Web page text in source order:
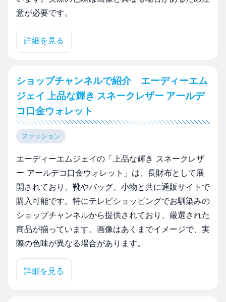
意が必要です。
詳細を見る
ショップチャンネルで紹介 エーディーエム
ジェイ 上品な輝き スネークレザー アールデ
コ口金ウォレット
ファッション
エーディーエムジェイの「上品な輝き スネークレザ
ー アールデコ口金ウォレット」は、長財布として展
開されており、靴やバッグ、小物と共に通販サイトで
購入可能です。特にテレビショッピングでお馴染みの
ショップチャンネルから提供されており、厳選された
商品が揃っています。画像はあくまでイメージで、実
際の色味が異なる場合があります。
詳細を見る